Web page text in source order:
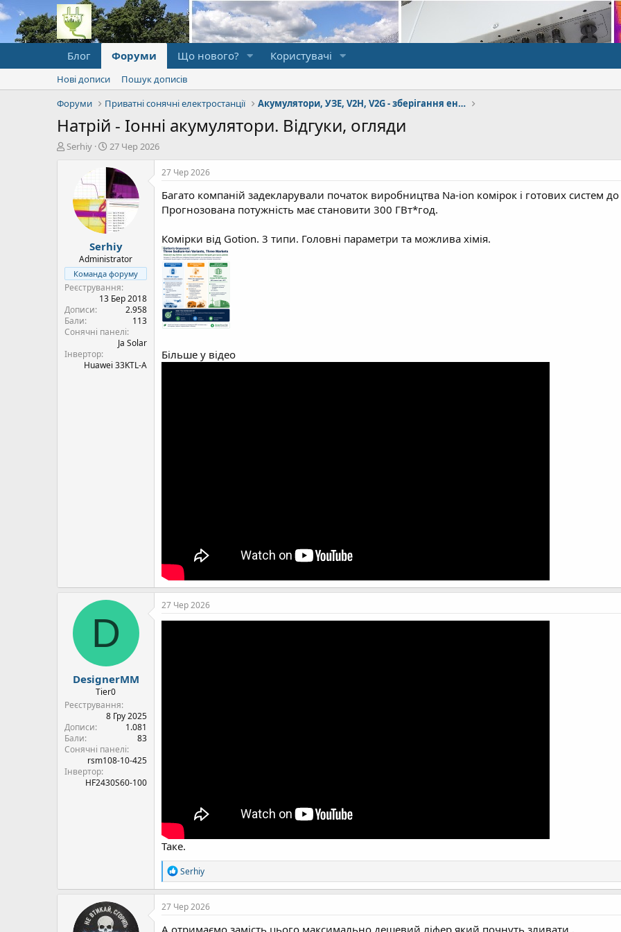
Блог Форуми Що нового? Користувачі
Нові дописи
Пошук дописів
Форуми
Приватні сонячні електростанції Акумулятори, УЗЕ, V2H, V2G - зберігання енергії
Натрій - Іонні акумулятори. Відгуки, огляди
А
Serhiy
Д
т
а
п
о
ч
а
т
к
у
27 Чер 2026
Serhiy
Administrator
Команда форуму
Реєстрування
13 Бер 2018
Дописи
2.958
Бали
113
Сонячні панелі
Ja Solar
Інвертор
Huawei 33KTL-A
27 Чер 2026
Багато компаній задекларували початок виробництва Na-ion комірок і готових систем
Прогнозована потужність має становити 300 ГВт*год.
Комірки від Gotion. 3 типи. Головні параметри та можлива хімія.
Більше у відео
D
DesignerMM
Tier0
Реєстрування
8 Гру 2025
Дописи
1.081
Бали
83
Сонячні панелі
rsm108-10-425
Інвертор
HF2430S60-100
27 Чер 2026
Таке.
Р
е
а
к
ц
і
Serhiy
27 Чер 2026
А отримаємо замість цього максимально дешевий ліфер який почнуть зливати .